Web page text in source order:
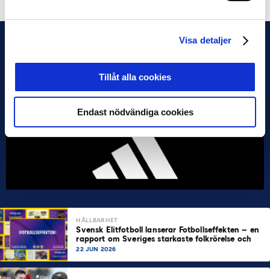
Visa detaljer
Tillåt alla cookies
Endast nödvändiga cookies
HÅLLBARHET
Svensk Elitfotboll lanserar Fotbollseffekten – en
rapport om Sveriges starkaste folkrörelse och
samhällskraft
22 JUN 2026